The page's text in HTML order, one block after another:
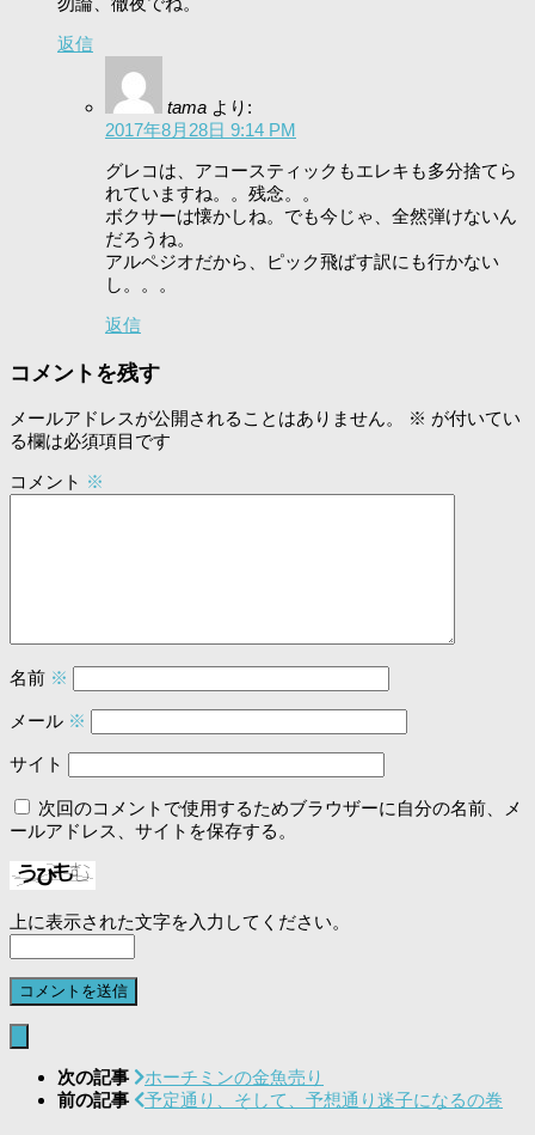
返信
tama より:
2017年8月28日 9:14 PM
グレコは、アコースティックもエレキも多分捨てら
れていますね。。残念。。
ボクサーは懐かしね。でも今じゃ、全然弾けないん
だろうね。
アルペジオだから、ピック飛ばす訳にも行かない
し。。。
返信
コメントを残す
メールアドレスが公開されることはありません。 ※ が付いてい
る欄は必須項目です
コメント ※
名前 ※
メール ※
サイト
次回のコメントで使用するためブラウザーに自分の名前、メ
ールアドレス、サイトを保存する。
上に表示された文字を入力してください。
次の記事
ホーチミンの金魚売り
前の記事
予定通り、そして、予想通り迷子になるの巻